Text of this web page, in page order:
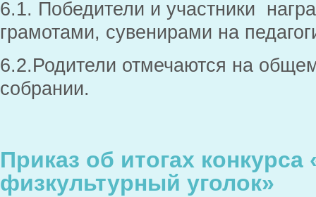
6.1. Победители и участники
грамотами, сувенирами на
6.2.Родители отмечаются на
собрании.
Приказ об итогах
физкультурный уголок»